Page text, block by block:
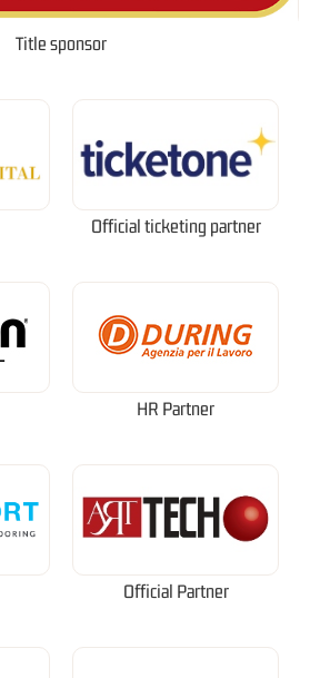
Title sponsor
Official ticketing partner
HR Partner
Official Partner